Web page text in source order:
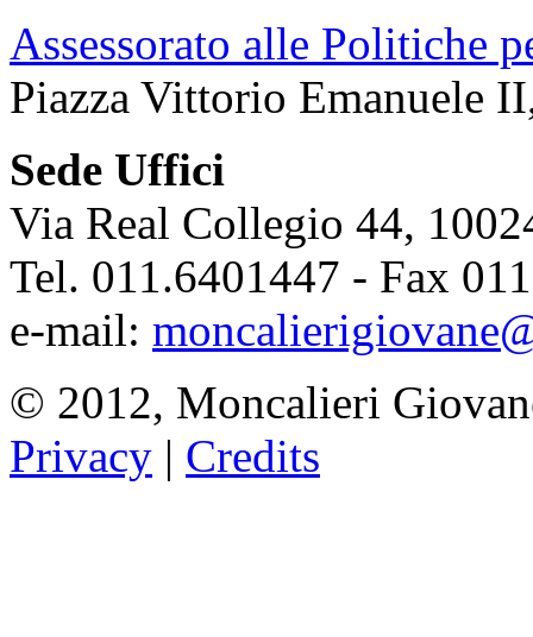
Assessorato alle Politiche
Piazza Vittorio Emanuele
Sede Uffici
Via Real Collegio 44,
Tel. 011.6401447 - Fax
e-mail:
© 2012, Moncalieri
Privacy | Credits